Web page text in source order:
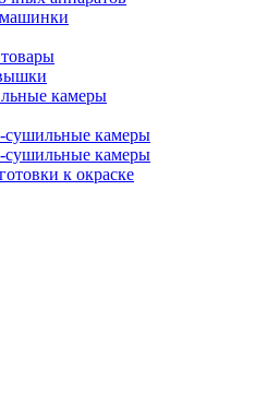
камеры
сушильные камеры
сушильные камеры
к окраске